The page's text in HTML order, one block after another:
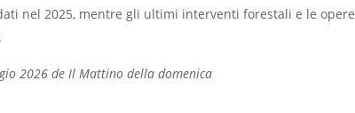
nel 2025, mentre gli ultimi interventi forestali e le opere
2026 de Il Mattino della domenica